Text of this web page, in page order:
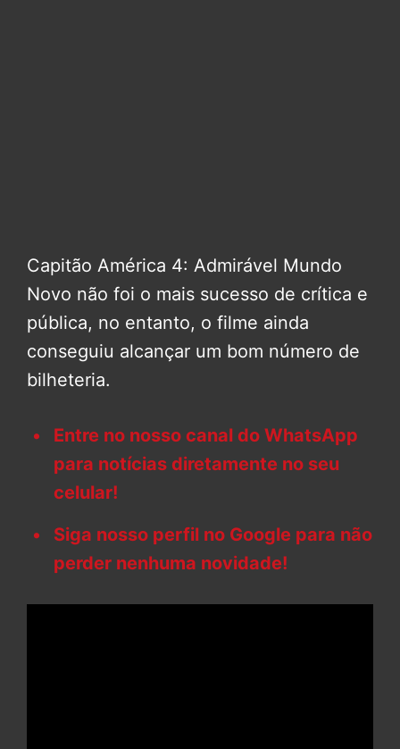
Capitão América 4: Admirável Mundo
Novo não foi o mais sucesso de crítica e
pública, no entanto, o filme ainda
conseguiu alcançar um bom número de
bilheteria.
Entre no nosso canal do WhatsApp
para notícias diretamente no seu
celular!
Siga nosso perfil no Google para não
perder nenhuma novidade!